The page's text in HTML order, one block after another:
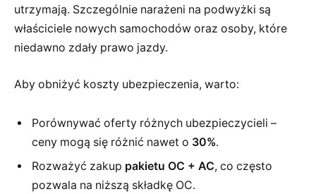
utrzymają. Szczególnie narażeni na podwyżki są
właściciele nowych samochodów oraz osoby, które
niedawno zdały prawo jazdy.
Aby obniżyć koszty ubezpieczenia, warto:
Porównywać oferty różnych ubezpieczycieli –
ceny mogą się różnić nawet o 30%.
Rozważyć zakup pakietu OC + AC, co często
pozwala na niższą składkę OC.